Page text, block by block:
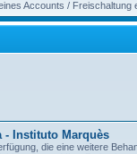
Accounts / Freischaltung
- Instituto Marquès
die eine weitere